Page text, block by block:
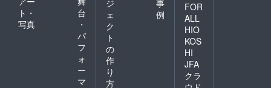
ト・
写真
台
・
パ
フ
ォ
ー
マ
ジ
ェ
ク
ト
の
作
り
方
事
例
FOR
ALL
HIO
KOS
HI
JFA
クラ